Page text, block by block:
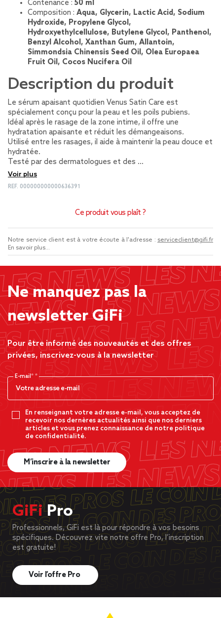
Contenance : 50 ml
Composition : Aqua, Glycerin, Lactic Acid, Sodium
Hydroxide, Propylene Glycol,
Hydroxyethylcellulose, Butylene Glycol, Panthenol,
Benzyl Alcohol, Xanthan Gum, Allantoin,
Simmondsia Chinensis Seed Oil, Olea Europaea
Fruit Oil, Cocos Nucifera Oil
Description du produit
Le sérum apaisant quotidien Venus Satin Care est
spécialement conçu pour la peau et les poils pubiens.
Idéal après le rasage de la zone intime, il offre une
hydratation apaisante et réduit les démangeaisons.
Utilisé entre les rasages, il aide à maintenir la peau douce et
hydratée.
Testé par des dermatologues et des …
Voir plus
REF. 000000000000636391
Ce produit vous plaît ?
Notre service client est à votre écoute à l'adresse : serviceclient@gifi.fr
En savoir plus...
Ne manquez pas la
newsletter GiFi
Pour être informé des nouveautés et des offres
privées, inscrivez-vous à la newsletter
E-mail*
En renseignant votre adresse e-mail, vous acceptez de
recevoir nos dernères actualités ainsi que nos derniers
articles et vous prenez connaissance de notre politique
de confidentialité.
M’inscrire à la newsletter
GiFiPro
Professionnels, GiFi est là pour répondre à vos besoins
spécifiques. Découvrez vite notre offre Pro, l’inscription
est gratuite!
Voir l’offre Pro